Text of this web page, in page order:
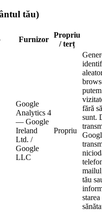
tău)
Furnizor
Propriu
/ terț
Google
Analytics 4
— Google
Ireland
Ltd. /
Google
LLC
Propriu
fără
sunt.
tău